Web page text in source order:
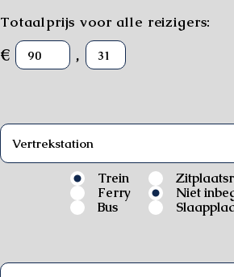
Totaalprijs voor alle reizigers:
€ ,
Trein
Ferry
Bus
Niet